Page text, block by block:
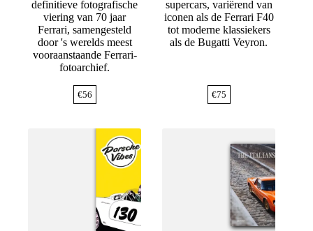
definitieve fotografische
viering van 70 jaar
Ferrari, samengesteld
door 's werelds meest
vooraanstaande Ferrari-
fotoarchief.
€56
supercars, variërend van
iconen als de Ferrari F40
tot moderne klassiekers
als de Bugatti Veyron.
€75